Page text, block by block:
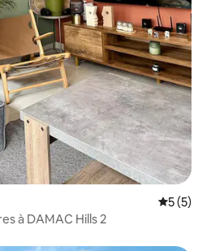
5 (5)
à DAMAC Hills 2